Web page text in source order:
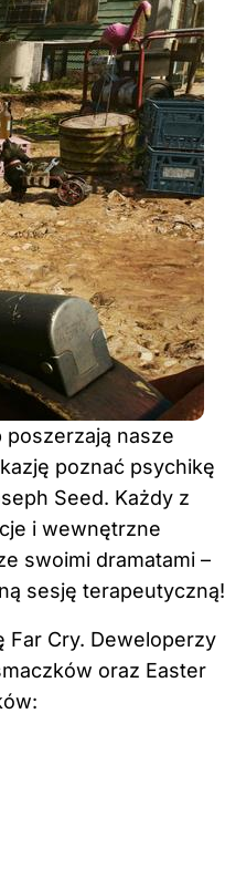
nasze
poznać psychikę
Seed. Każdy z
i wewnętrzne
swoimi dramatami –
sesję terapeutyczną!
Far Cry. Deweloperzy
oraz Easter